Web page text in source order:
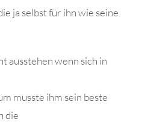
ja selbst für ihn wie seine
ausstehen wenn sich in
musste ihm sein beste
die